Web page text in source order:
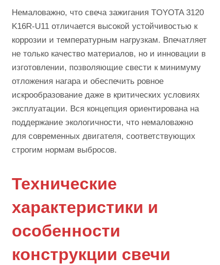
Немаловажно, что свеча зажигания TOYOTA 3120
K16R-U11 отличается высокой устойчивостью к
коррозии и температурным нагрузкам. Впечатляет
не только качество материалов, но и инновации в
изготовлении, позволяющие свести к минимуму
отложения нагара и обеспечить ровное
искрообразование даже в критических условиях
эксплуатации. Вся концепция ориентирована на
поддержание экологичности, что немаловажно
для современных двигателя, соответствующих
строгим нормам выбросов.
Технические
характеристики и
особенности
конструкции свечи